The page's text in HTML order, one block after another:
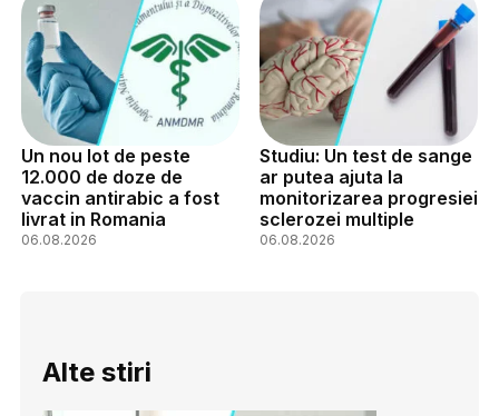
Un nou lot de peste
12.000 de doze de
vaccin antirabic a fost
livrat in Romania
06.08.2026
Studiu: Un test de sange
ar putea ajuta la
monitorizarea progresiei
sclerozei multiple
06.08.2026
Alte stiri